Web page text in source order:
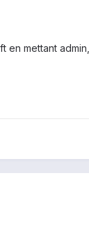
mettant